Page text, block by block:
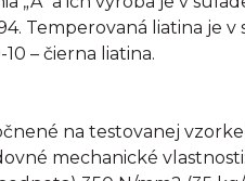
Temperovaná liatina je v
– čierna liatina.
na testovanej
mechanické vlastnosti: